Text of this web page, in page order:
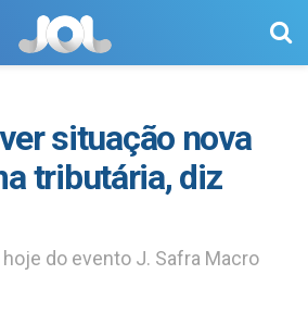
situação nova
tributária, diz
do evento J. Safra Macro